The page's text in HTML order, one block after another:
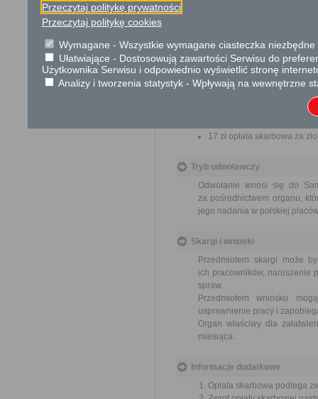
Dodatkowe
Opłata
616 zł opłata skarbowa
zwierzętami;
17 zł opłata skarbowa za
Tryb odwoławczy
Odwołanie wnosi się do
za pośrednictwem organu,
jego nadania w polskiej
Skargi i wnioski
Przedmiotem skargi może
ich pracowników, naruszenie
spraw.
Przedmiotem wniosku
usprawnienie pracy i
Organ właściwy dla
miesiąca.
Informacje dodatkowe
Opłata skarbowa podlega
Przeczytaj politykę prywatności
Przeczytaj politykę cookies
Wymagane - Wszystkie wymagane ciasteczka
Ułatwiające - Dostosowują zawartości Serwisu do
Użytkownika Serwisu i odpowiednio wyświetlić stronę
Analizy i tworzenia statystyk - Wpływają na wewnętrzne